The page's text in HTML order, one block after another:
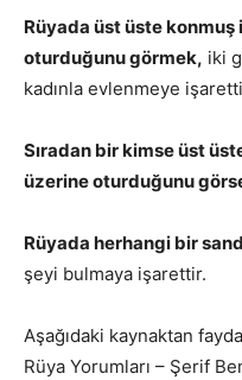
Rüyada üst üste
oturduğunu görmek, iki
kadınla evlenmeye
Sıradan bir kimse üst
üzerine oturduğunu
Rüyada herhangi bir
şeyi bulmaya işarettir.
Aşağıdaki kaynaktan
Rüya Yorumları – Şerif